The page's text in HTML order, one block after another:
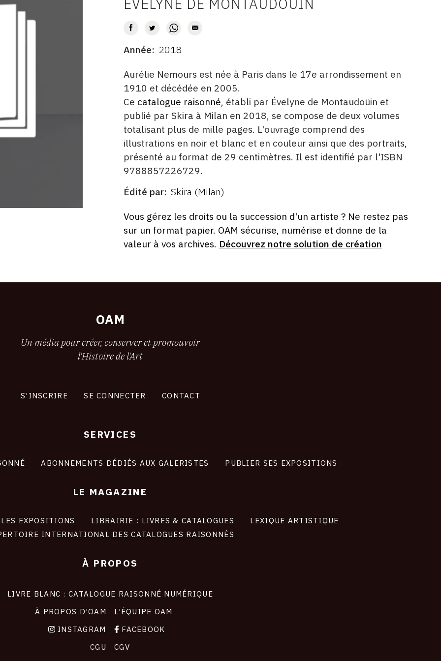
AUTEUR
DATE
Année 2018
DESCRITPTION
Aurélie Nemours est née à Paris dans le 17e arrondissement en
1910 et décédée en 2005.
Ce catalogue raisonné, établi par Évelyne de Montaudoüin et
publié par Skira à Milan en 2018, se compose de deux volumes
totalisant plus de mille pages. L'ouvrage comprend des
illustrations en noir et blanc et en couleur ainsi que des portraits,
présenté au format de 29 centimètres. Il est identifié par l'ISBN
9788857226729.
ÉDITÉ
Édité par Skira (Milan)
FORMAT
ÉTAT
Vous gérez les droits ou la succession d'un artiste ? Ne restez pas
sur un format papier. OAM sécurise, numérise et donne de la
valeur à vos archives. Découvrez notre solution de création
OAM
Un média pour créer, conserver et promouvoir
l'Histoire de l'Art
S'INSCRIRE SE CONNECTER CONTACT
SERVICES
ABONNEMENTS DÉDIÉS AUX GALERISTES PUBLIER SES EXPOSITIONS
LE MAGAZINE
LES EXPOSITIONS LIBRAIRIE : LIVRES & CATALOGUES
LEXIQUE ARTISTIQUE
INTERNATIONAL DES CATALOGUES RAISONNÉS
À PROPOS
LIVRE BLANC : CATALOGUE RAISONNÉ NUMÉRIQUE
À PROPOS D'OAM
L'ÉQUIPE OAM
INSTAGRAM
FACEBOOK
CGU
CGV